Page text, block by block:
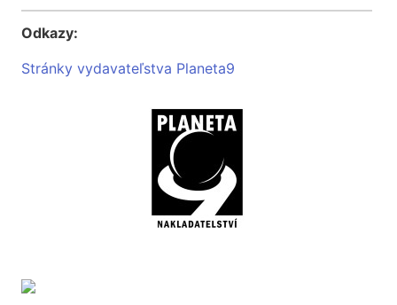
Odkazy:
Stránky vydavateľstva Planeta9